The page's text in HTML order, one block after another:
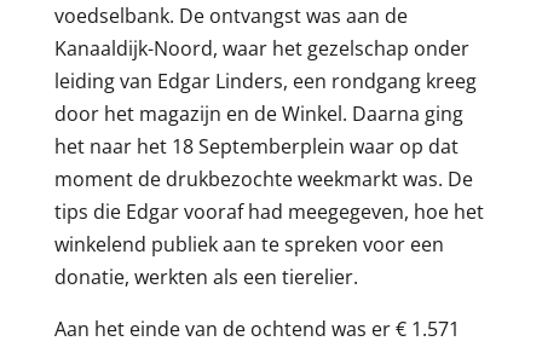
voedselbank. De ontvangst was aan de
Kanaaldijk-Noord, waar het gezelschap onder
leiding van Edgar Linders, een rondgang kreeg
door het magazijn en de Winkel. Daarna ging
het naar het 18 Septemberplein waar op dat
moment de drukbezochte weekmarkt was. De
tips die Edgar vooraf had meegegeven, hoe het
winkelend publiek aan te spreken voor een
donatie, werkten als een tierelier.
Aan het einde van de ochtend was er € 1.571